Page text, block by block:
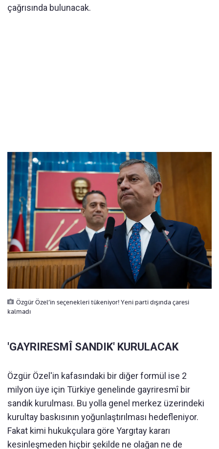
çağrısında bulunacak.
Özgür Özel’in seçenekleri tükeniyor! Yeni parti dışında çaresi
kalmadı
'GAYRIRESMÎ SANDIK' KURULACAK
Özgür Özel'in kafasındaki bir diğer formül ise 2
milyon üye için Türkiye genelinde gayriresmî bir
sandık kurulması. Bu yolla genel merkez üzerindeki
kurultay baskısının yoğunlaştırılması hedefleniyor.
Fakat kimi hukukçulara göre Yargıtay kararı
kesinleşmeden hiçbir şekilde ne olağan ne de